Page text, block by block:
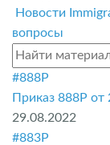
Новости
вопросы
#888P
Приказ 888P
29.08.2022
#883P